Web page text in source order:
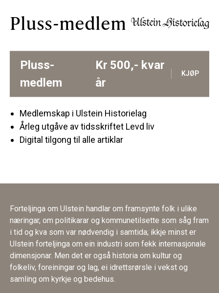
Pluss-medlem
Pluss-
medlem
Kr 500,- kvar
år
KJØP
Medlemskap i Ulstein Historielag
Årleg utgåve av tidsskriftet Levd liv
Digital tilgong til alle artiklar
Forteljinga om Ulstein handlar om framsynte folk i ulike
næringar, om politikarar og kommunetilsette som såg fram
i tid og kva som var nødvendig i samtida; ikkje minst er
Ulstein forteljinga om ein industri som fekk internasjonale
dimensjonar. Men det er også historia om kultur og
folkeliv, foreiningar og lag, ei idrettsrørsle i vekst og
samling om kyrkje og bedehus.